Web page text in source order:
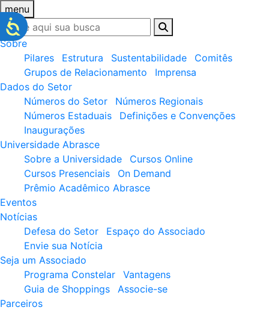
menu
Sobre
Pilares
Estrutura Sustentabilidade
Comitês
Grupos de Relacionamento
Imprensa
Dados do Setor
Números do Setor
Números Regionais
Números Estaduais
Definições e Convenções
Inaugurações
Universidade Abrasce
Sobre a Universidade
Cursos Online
Cursos Presenciais
On Demand
Prêmio Acadêmico Abrasce
Eventos
Notícias
Defesa do Setor
Espaço do Associado
Envie sua Notícia
Seja um Associado
Programa Constelar
Vantagens
Guia de Shoppings
Associe-se
Parceiros